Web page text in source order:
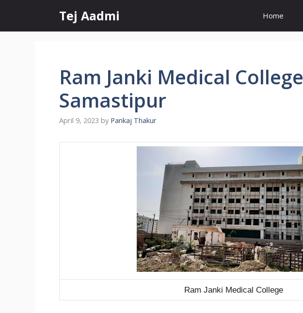
content
Tej Aadmi Home
Ram Janki Medical College
Samastipur
April 9, 2023 by Pankaj Thakur
Ram Janki Medical College